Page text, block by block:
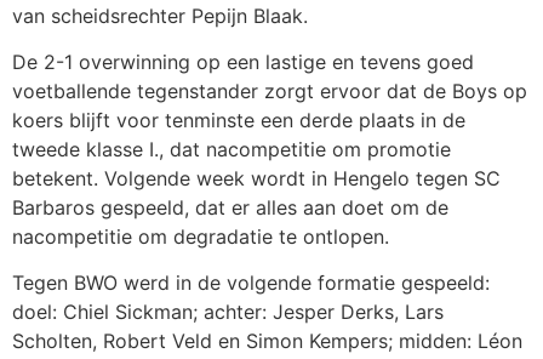
van scheidsrechter Pepijn Blaak.
De 2-1 overwinning op een lastige en tevens goed
voetballende tegenstander zorgt ervoor dat de Boys op
koers blijft voor tenminste een derde plaats in de
tweede klasse I., dat nacompetitie om promotie
betekent. Volgende week wordt in Hengelo tegen SC
Barbaros gespeeld, dat er alles aan doet om de
nacompetitie om degradatie te ontlopen.
Tegen BWO werd in de volgende formatie gespeeld:
doel: Chiel Sickman; achter: Jesper Derks, Lars
Scholten, Robert Veld en Simon Kempers; midden: Léon